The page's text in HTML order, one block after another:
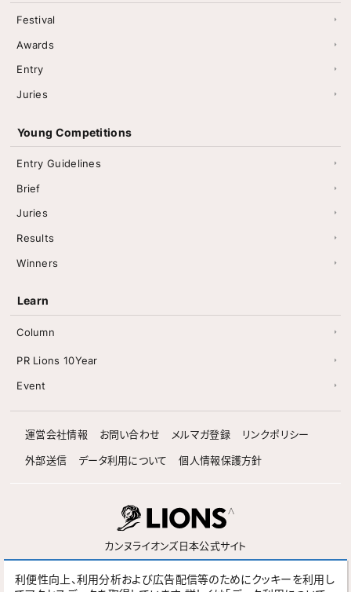
Festival
Awards
Entry
Juries
Young Competitions
Entry Guidelines
Brief
Juries
Results
Winners
Learn
Column
PR Lions 10Year
Event
運営会社情報 お問い合わせ メルマガ登録 リンクポリシー
外部送信 データ利用について 個人情報保護方針
カンヌライオンズ日本公式サイト
Follow
利便性向上、利用分析および広告配信等のためにクッキーを利用し